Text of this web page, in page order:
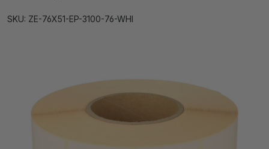
SKU: ZE-76X51-EP-3100-76-WHI